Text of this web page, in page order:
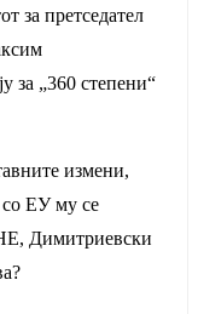
за претседател
за „360 степени“
измени,
со ЕУ му се
Димитриевски